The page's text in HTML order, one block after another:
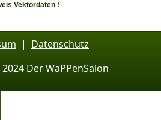
Vektordaten !
| Datenschutz
Der WaPPenSalon